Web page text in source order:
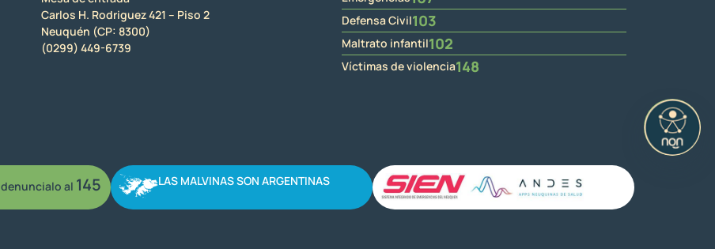
Carlos H. Rodriguez 421 – Piso 2
Neuquén (CP: 8300)
(0299) 449-6739
Defensa Civil103
Maltrato infantil102
Víctimas de violencia148
denuncialo al 145 LAS MALVINAS SON ARGENTINAS